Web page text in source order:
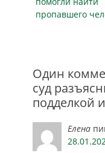
кража…
госзакупок.
частности,
конкретным
о
расторжении
муниципальных
контрактов,…
пропавшего
Один
суд
подделкой
Елена